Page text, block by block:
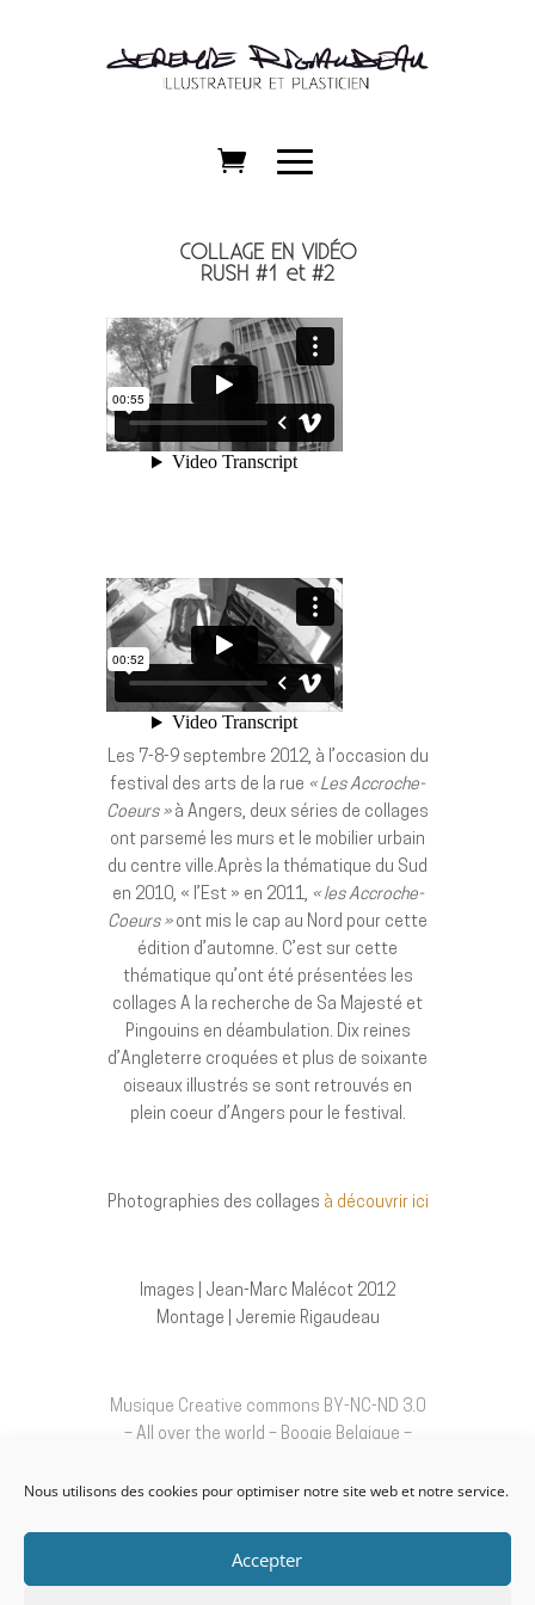
Nous utilisons des cookies pour optimiser notre site web et notre service.
Accepter
COLLAGE EN VIDÉO
RUSH #1 et #2
Les 7-8-9 septembre 2012, à l’occasion du
festival des arts de la rue « Les Accroche-
Coeurs »à Angers, deux séries de collages
ont parsemé les murs et le mobilier urbain
du centre ville.Après la thématique du Sud
en 2010, « l’Est » en 2011, « les Accroche-
Coeurs »ont mis le cap au Nord pour cette
édition d’automne. C’est sur cette
thématique qu’ont été présentées les
collages A la recherche de Sa Majesté et
Pingouins en déambulation. Dix reines
d’Angleterre croquées et plus de soixante
oiseaux illustrés se sont retrouvés en
plein coeur d’Angers pour le festival.
Photographies des collages à découvrir ici
Images | Jean-Marc Malécot 2012
Montage | Jeremie Rigaudeau
Musique Creative commons BY-NC-ND 3.0
– All over the world – Boogie Belgique –
Politique de confidentialité
Mentions légales
Conditions Générales de vente